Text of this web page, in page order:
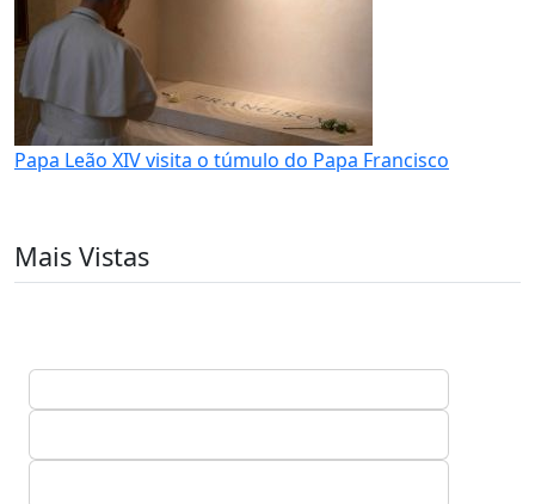
Papa Leão XIV visita o túmulo do Papa Francisco
Mais Vistas